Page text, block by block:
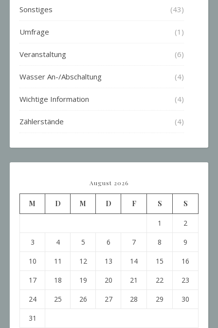
Sonstiges (43)
Umfrage (1)
Veranstaltung (6)
Wasser An-/Abschaltung (4)
Wichtige Information (4)
Zählerstände (4)
August 2026
M D M D F S S
1 2
3 4 5 6 7 8 9
10 11 12 13 14 15 16
17 18 19 20 21 22 23
24 25 26 27 28 29 30
31